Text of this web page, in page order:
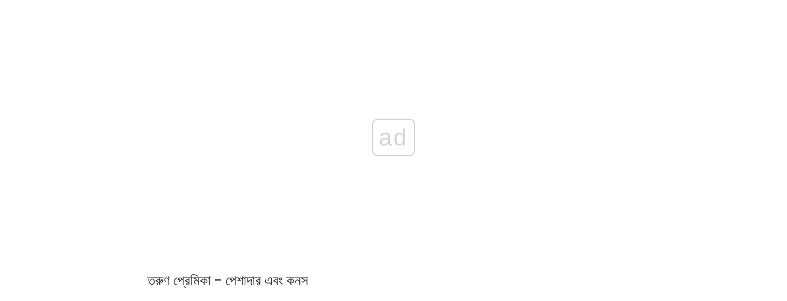
ad
তরুণ প্রেমিকা - পেশাদার এবং কনস